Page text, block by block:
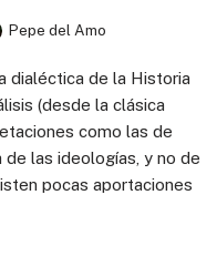
Pepe del Amo
dialéctica de la Historia
(desde la clásica
como las de
las ideologías, y no de
pocas aportaciones